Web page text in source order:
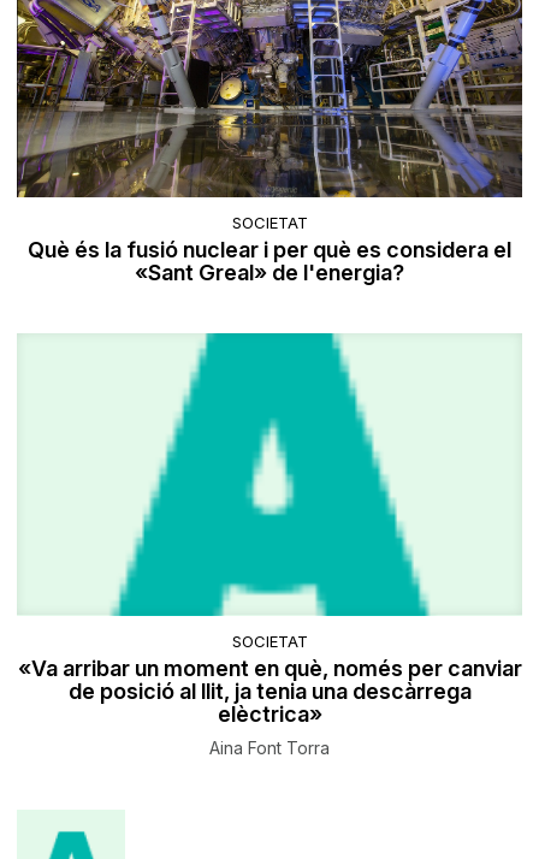
SOCIETAT
Què és la fusió nuclear i per què es considera el
«Sant Greal» de l'energia?
SOCIETAT
«Va arribar un moment en què, només per canviar
de posició al llit, ja tenia una descàrrega
elèctrica»
Aina Font Torra